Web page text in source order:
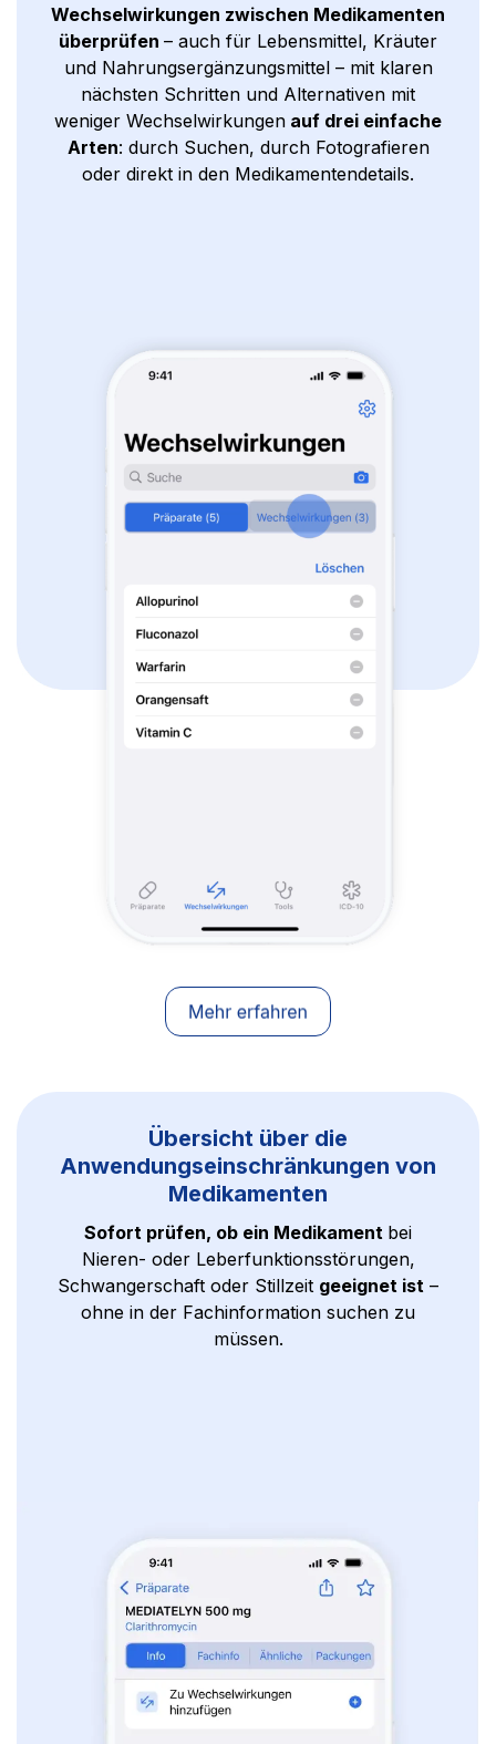
Wechselwirkungen zwischen Medikamenten
überprüfen – auch für Lebensmittel, Kräuter
und Nahrungsergänzungsmittel – mit klaren
nächsten Schritten und Alternativen mit
weniger Wechselwirkungen auf drei einfache
Arten: durch Suchen, durch Fotografieren
oder direkt in den Medikamentendetails.
Übersicht über die
Anwendungseinschränkungen von
Medikamenten
Sofort prüfen, ob ein Medikament bei
Nieren- oder Leberfunktionsstörungen,
Schwangerschaft oder Stillzeit geeignet ist –
ohne in der Fachinformation suchen zu
müssen.